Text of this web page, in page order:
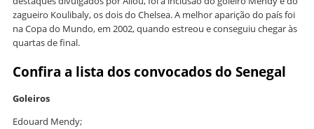
zagueiro Koulibaly, os dois do Chelsea. A melhor aparição do país foi
na Copa do Mundo, em 2002, quando estreou e conseguiu chegar às
quartas de final.
Confira a lista dos convocados do Senegal
Goleiros
Edouard Mendy;